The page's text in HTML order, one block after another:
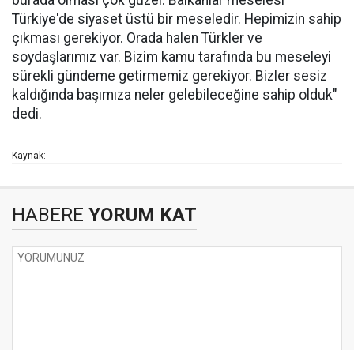
Türkiye'de siyaset üstü bir meseledir. Hepimizin sahip
çıkması gerekiyor. Orada halen Türkler ve
soydaşlarımız var. Bizim kamu tarafında bu meseleyi
sürekli gündeme getirmemiz gerekiyor. Bizler sesiz
kaldığında başımıza neler gelebileceğine sahip olduk"
dedi.
Kaynak:
HABERE YORUM KAT